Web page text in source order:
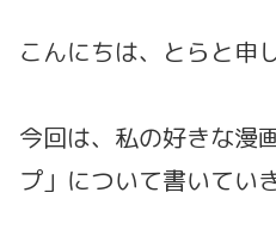
こんにちは、とらと申
今回は、私の好きな漫
プ」について書いてい